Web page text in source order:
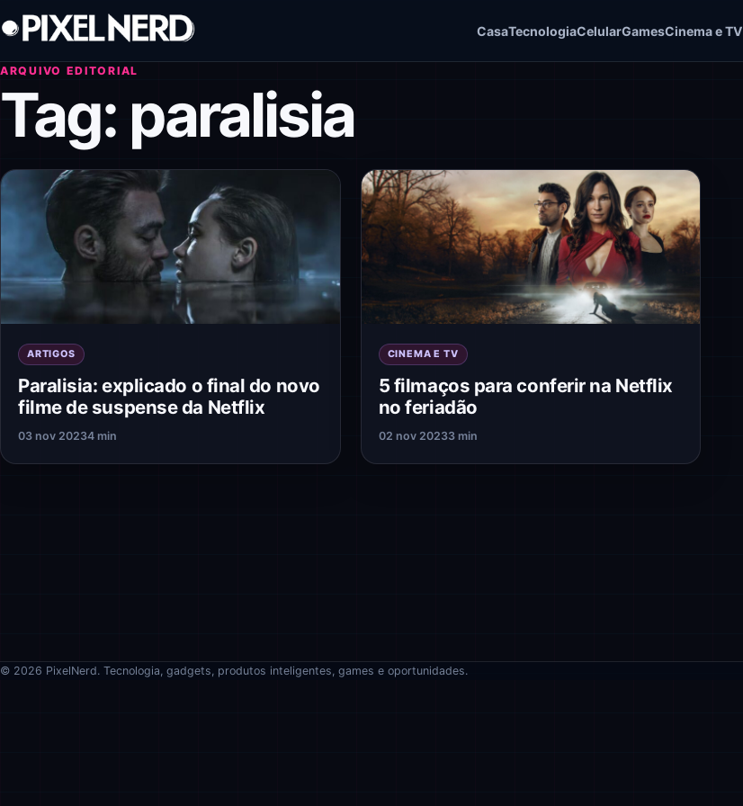
Pular para o conteúdo
CasaTecnologiaCelularGamesCinema e TV
ARQUIVO EDITORIAL
Tag: paralisia
ARTIGOS
Paralisia: explicado o final do novo
filme de suspense da Netflix
03 nov 20234 min
CINEMA E TV
5 filmaços para conferir na Netflix
no feriadão
02 nov 20233 min
© 2026 PixelNerd. Tecnologia, gadgets, produtos inteligentes, games e oportunidades.